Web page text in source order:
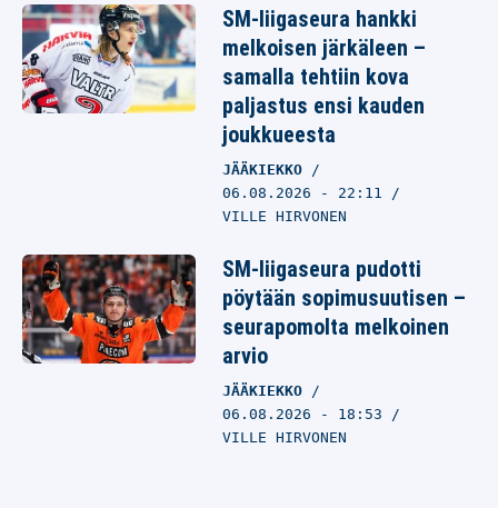
SM-liigaseura hankki
melkoisen järkäleen –
samalla tehtiin kova
paljastus ensi kauden
joukkueesta
JÄÄKIEKKO
06.08.2026 - 22:11
VILLE HIRVONEN
SM-liigaseura pudotti
pöytään sopimusuutisen –
seurapomolta melkoinen
arvio
JÄÄKIEKKO
06.08.2026 - 18:53
VILLE HIRVONEN